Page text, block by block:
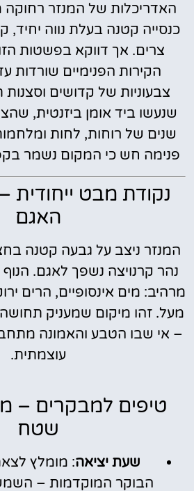
האדריכלות של המנזר רחוקה
כנסייה קטנה בעלת נווה יחיד,
צרים. אך דווקא בפשטות
הקירות הפנימיים שורדות
צבעוניות של קדושים וסצנות
שנעשו ביד אומן ביזנטית,
שנים של רוחות, לחות
פנימה חש כי המקום נשמר
נקודת מבט ייחודית
האגם
המנזר ניצב על גבעה קטנה
נהר קרנויצה נשפך לאגם.
מרהיב: מים אינסופיים, הרים
מעל. זהו מיקום שמעניק
– אי שבו הטבע והאמונה
עוצמתית.
טיפים למבקרים –
שטח
שעת יציאה: מומלץ
הבוקר המוקדמות –